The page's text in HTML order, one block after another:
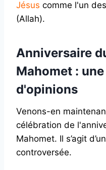
Jésus comme l'un
(Allah).
Anniversaire
Mahomet :
d'opinions
Venons-en
célébration de
Mahomet. Il s’agit
controversée.